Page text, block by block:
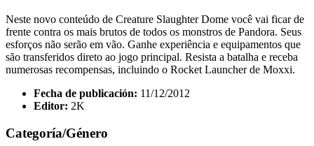
Neste novo conteúdo de Creature Slaughter Dome você vai ficar de
frente contra os mais brutos de todos os monstros de Pandora. Seus
esforços não serão em vão. Ganhe experiência e equipamentos que
são transferidos direto ao jogo principal. Resista a batalha e receba
numerosas recompensas, incluindo o Rocket Launcher de Moxxi.
Fecha de publicación: 11/12/2012
Editor: 2K
Categoría/Género